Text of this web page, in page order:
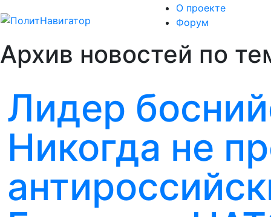
О проекте
Форум
Архив новостей по
Лидер
Никогда не